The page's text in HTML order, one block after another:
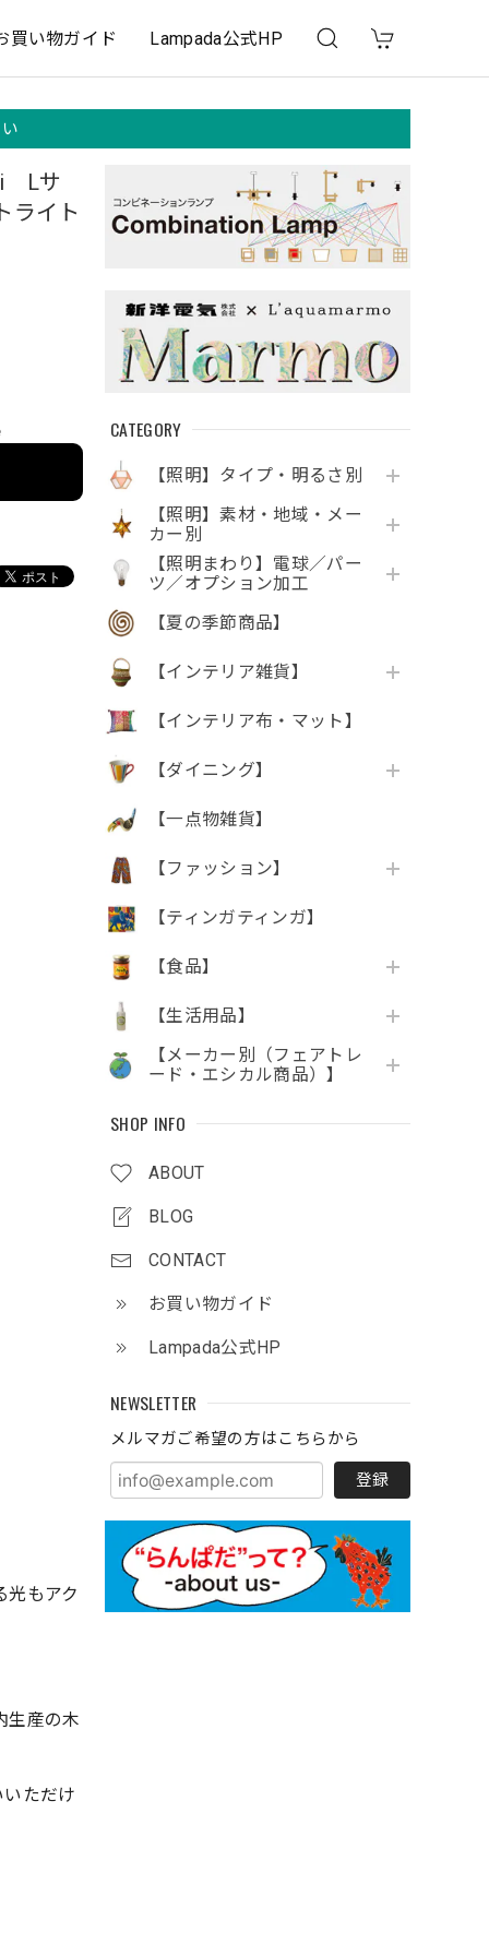
買い物ガイド Lampada公式HP
CATEGORY
【照明】タイプ・明るさ別
【照明】素材・地域・メー
カー別
【照明まわり】電球／パー
ツ／オプション加工
【夏の季節商品】
【インテリア雑貨】
【インテリア布・マット】
【ダイニング】
【一点物雑貨】
【ファッション】
【ティンガティンガ】
【食品】
【生活用品】
【メーカー別（フェアトレ
ード・エシカル商品）】
SHOP INFO
ABOUT
BLOG
CONTACT
お買い物ガイド
Lampada公式HP
NEWSLETTER
メルマガご希望の方はこちらから
登録
Lサ
イト
光もアク
生産の木
ただけ